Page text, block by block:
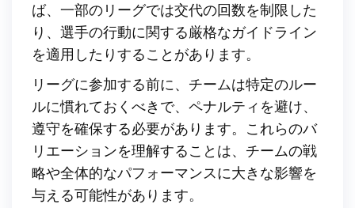
ば、一部のリーグでは交代の回数を制限した
り、選手の行動に関する厳格なガイドライン
を適用したりすることがあります。
リーグに参加する前に、チームは特定のルー
ルに慣れておくべきで、ペナルティを避け、
遵守を確保する必要があります。これらのバ
リエーションを理解することは、チームの戦
略や全体的なパフォーマンスに大きな影響を
与える可能性があります。